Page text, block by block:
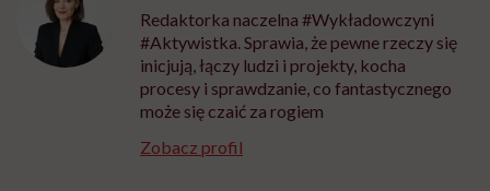
Redaktorka naczelna #Wykładowczyni
#Aktywistka. Sprawia, że pewne rzeczy się
inicjują, łączy ludzi i projekty, kocha
procesy i sprawdzanie, co fantastycznego
może się czaić za rogiem
Zobacz profil